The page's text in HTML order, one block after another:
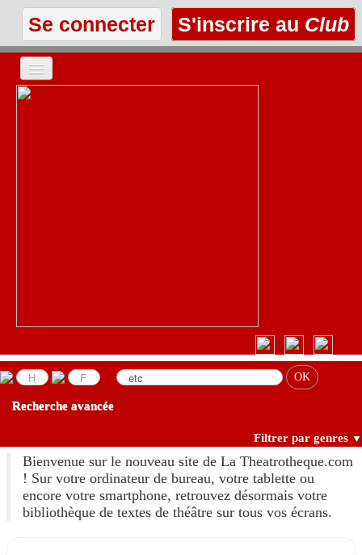
Se connecter S'inscrire au Club
Recherche avancée
Filtrer par genres ▼
Bienvenue sur le nouveau site de La Theatrotheque.com
! Sur votre ordinateur de bureau, votre tablette ou
encore votre smartphone, retrouvez désormais votre
bibliothèque de textes de théâtre sur tous vos écrans.